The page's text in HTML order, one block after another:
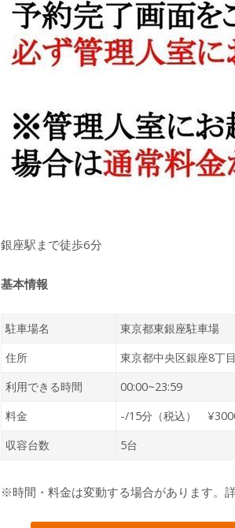
銀座駅まで徒歩6分
基本情報
駐車場名
東京都東銀座駐車場
住所
東京都中央区銀座8丁
利用できる時間
00:00~23:59
料金
-/15分（税込）
収容台数
5台
※時間・料金は変動する場合があります。